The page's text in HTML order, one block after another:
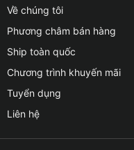
Về chúng tôi
Phương châm bán hàng
Ship toàn quốc
Chương trình khuyến mãi
Tuyển dụng
Liên hệ